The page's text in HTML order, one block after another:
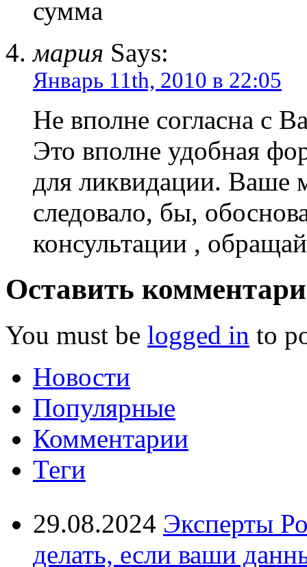
сумма
мария Says:
Январь 11th, 2010 в 22:05
Не вполне согласна с
Это вполне удобная
для ликвидации. Ваше
следовало, бы,
консультации ,
Оставить
You must be logged in to
Новости
Популярные
Комментарии
Теги
29.08.2024 Эксперты
делать, если ваши